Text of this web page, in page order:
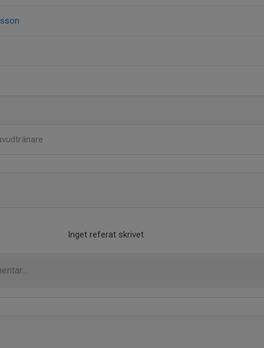
Inget referat skrivet